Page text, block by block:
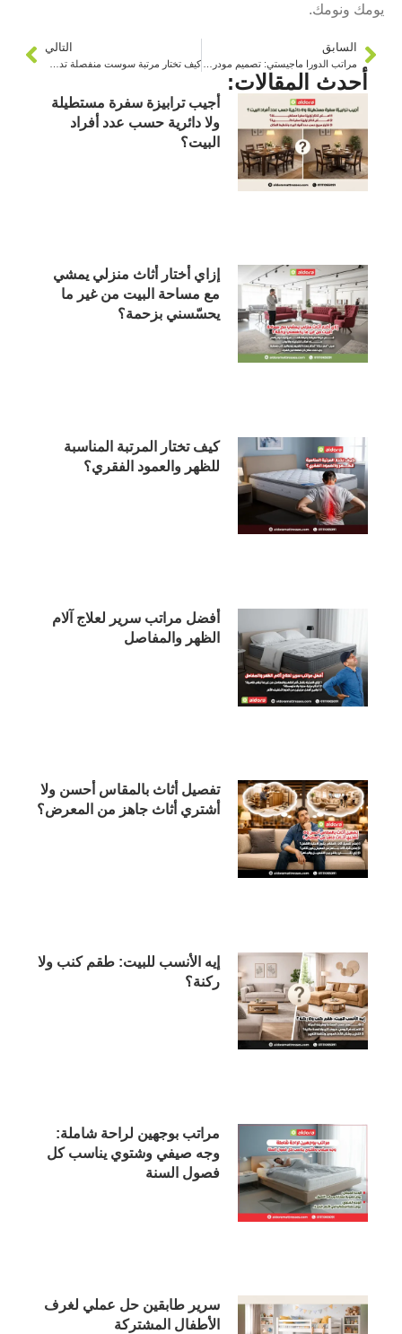
يومك ونومك.
السابق التالي
أحدث المقالات:
أجيب ترابيزة سفرة مستطيلة
ولا دائرية حسب عدد أفراد
البيت؟
إزاي أختار أثاث منزلي يمشي
مع مساحة البيت من غير ما
يحسّسني بزحمة؟
كيف تختار المرتبة المناسبة
للظهر والعمود الفقري؟
أفضل مراتب سرير لعلاج آلام
الظهر والمفاصل
تفصيل أثاث بالمقاس أحسن ولا
أشتري أثاث جاهز من المعرض؟
إيه الأنسب للبيت: طقم كنب ولا
ركنة؟
مراتب بوجهين لراحة شاملة:
وجه صيفي وشتوي يناسب كل
فصول السنة
سرير طابقين حل عملي لغرف
الأطفال المشتركة